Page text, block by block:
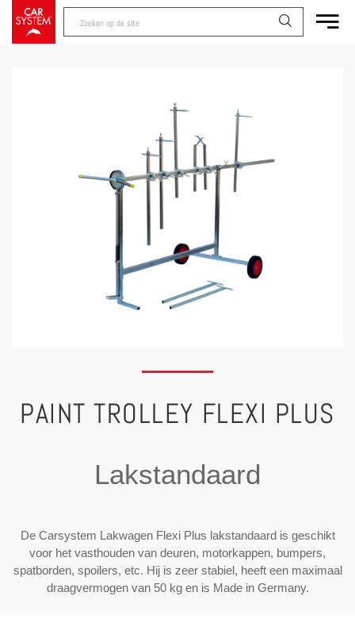
PAINT TROLLEY FLEXI PLUS
Lakstandaard
De Carsystem Lakwagen Flexi Plus lakstandaard is geschikt
voor het vasthouden van deuren, motorkappen, bumpers,
spatborden, spoilers, etc. Hij is zeer stabiel, heeft een maximaal
draagvermogen van 50 kg en is Made in Germany.